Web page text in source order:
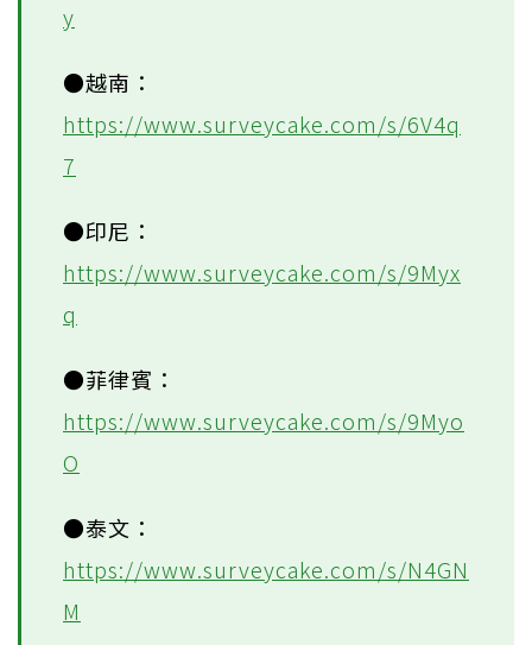
y
●越南：
https://www.surveycake.com/s/6V4q
7
●印尼：
https://www.surveycake.com/s/9Myx
q
●菲律賓：
https://www.surveycake.com/s/9Myo
O
●泰文：
https://www.surveycake.com/s/N4GN
M